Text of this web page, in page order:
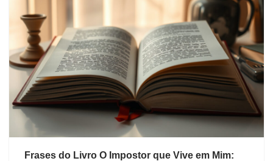
Frases do Livro O Impostor que Vive em Mim: